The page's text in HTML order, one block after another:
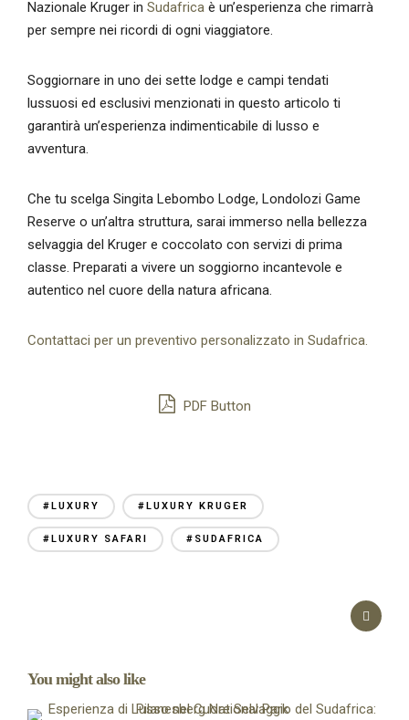
Nazionale Kruger in Sudafrica è un’esperienza che rimarrà
per sempre nei ricordi di ogni viaggiatore.
Soggiornare in uno dei sette lodge e campi tendati
lussuosi ed esclusivi menzionati in questo articolo ti
garantirà un’esperienza indimenticabile di lusso e
avventura.
Che tu scelga Singita Lebombo Lodge, Londolozi Game
Reserve o un’altra struttura, sarai immerso nella bellezza
selvaggia del Kruger e coccolato con servizi di prima
classe. Preparati a vivere un soggiorno incantevole e
autentico nel cuore della natura africana.
Contattaci per un preventivo personalizzato in Sudafrica.
PDF Button
#LUXURY #LUXURY KRUGER
#LUXURY SAFARI #SUDAFRICA
You might also like